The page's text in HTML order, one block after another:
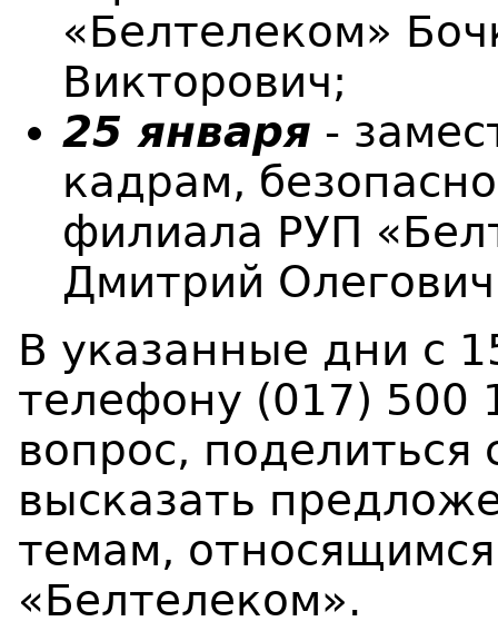
«Белтелеком»
Викторович;
25 января -
кадрам,
филиала РУП
Дмитрий
В указанные дни с
телефону (017) 500
вопрос,
высказать
темам,
«Белтелеком».